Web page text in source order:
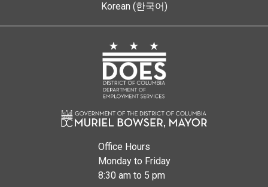
Korean (한국어)
Office Hours
Monday to Friday
8:30 am to 5 pm